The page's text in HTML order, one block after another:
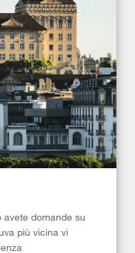
avete domande su
più vicina vi